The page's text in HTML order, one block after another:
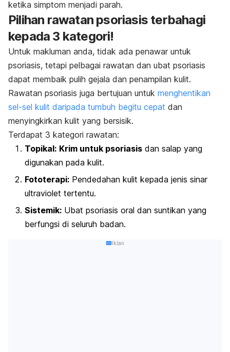
ketika simptom menjadi parah.
Pilihan rawatan psoriasis terbahagi
kepada 3 kategori!
Untuk makluman anda, tidak ada penawar untuk
psoriasis, tetapi pelbagai rawatan dan ubat psoriasis
dapat membaik pulih gejala dan penampilan kulit.
Rawatan psoriasis juga bertujuan untuk menghentikan
sel-sel kulit daripada tumbuh begitu cepat dan
menyingkirkan kulit yang bersisik.
Terdapat 3 kategori rawatan:
Topikal: Krim untuk psoriasis dan salap yang
digunakan pada kulit.
Fototerapi: Pendedahan kulit kepada jenis sinar
ultraviolet tertentu.
Sistemik: Ubat psoriasis oral dan suntikan yang
berfungsi di seluruh badan.
Iklan